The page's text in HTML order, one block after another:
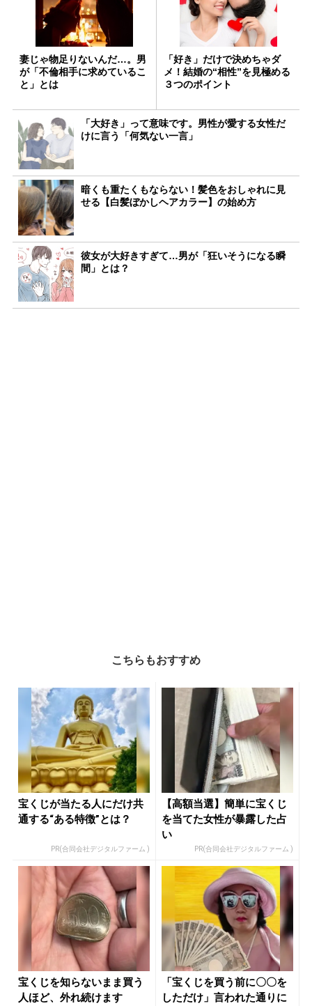
妻じゃ物足りないんだ…。男
が「不倫相手に求めているこ
と」とは
「好き」だけで決めちゃダ
メ！結婚の“相性”を見極める
３つのポイント
「大好き」って意味です。男性が愛する女性だ
けに言う「何気ない一言」
暗くも重たくもならない！髪色をおしゃれに見
せる【白髪ぼかしヘアカラー】の始め方
彼女が大好きすぎて…男が「狂いそうになる瞬
間」とは？
こちらもおすすめ
宝くじが当たる人にだけ共
通する“ある特徴”とは？
PR(合同会社デジタルファーム )
【高額当選】簡単に宝くじ
を当てた女性が暴露した占
い
PR(合同会社デジタルファーム )
宝くじを知らないまま買う
人ほど、外れ続けます
「宝くじを買う前に〇〇を
しただけ」言われた通りに